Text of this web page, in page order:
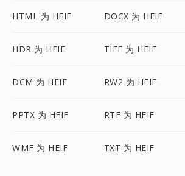
HTML 为 HEIF DOCX 为 HEIF
HDR 为 HEIF TIFF 为 HEIF
DCM 为 HEIF RW2 为 HEIF
PPTX 为 HEIF RTF 为 HEIF
WMF 为 HEIF TXT 为 HEIF